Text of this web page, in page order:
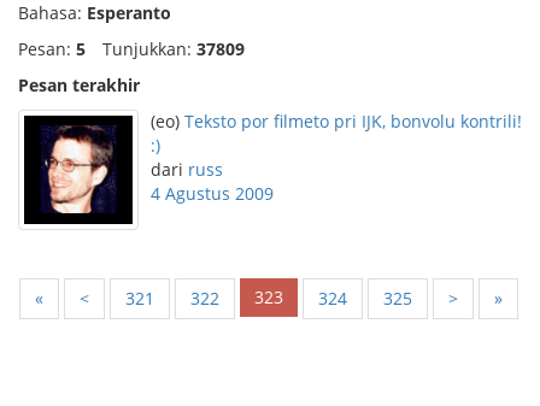
Bahasa: Esperanto
Pesan: 5 Tunjukkan: 37809
Pesan terakhir
(eo) Teksto por filmeto pri IJK, bonvolu kontrili!
:)
dari russ
4 Agustus 2009
« < 321 322 323 324 325 > »